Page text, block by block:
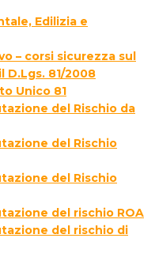
Edilizia e
– corsi sicurezza sul
D.Lgs. 81/2008
Unico 81
del Rischio da
del Rischio
del Rischio
del rischio ROA
del rischio di